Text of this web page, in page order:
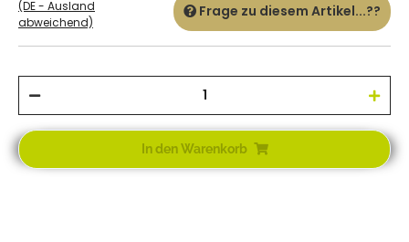
(DE - Ausland
abweichend)
Frage zu diesem Artikel...??
In den Warenkorb